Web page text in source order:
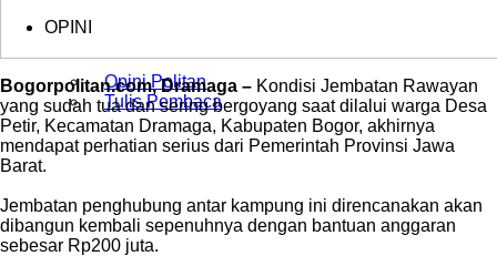
OPINI
Opini Politan
Tulis Pembaca
Bogorpolitan.com, ‎Dramaga – Kondisi Jembatan Rawayan
yang sudah tua dan sering bergoyang saat dilalui warga Desa
Petir, Kecamatan Dramaga, Kabupaten Bogor, akhirnya
mendapat perhatian serius dari Pemerintah Provinsi Jawa
Barat.
Jembatan penghubung antar kampung ini direncanakan akan
dibangun kembali sepenuhnya dengan bantuan anggaran
sebesar Rp200 juta.